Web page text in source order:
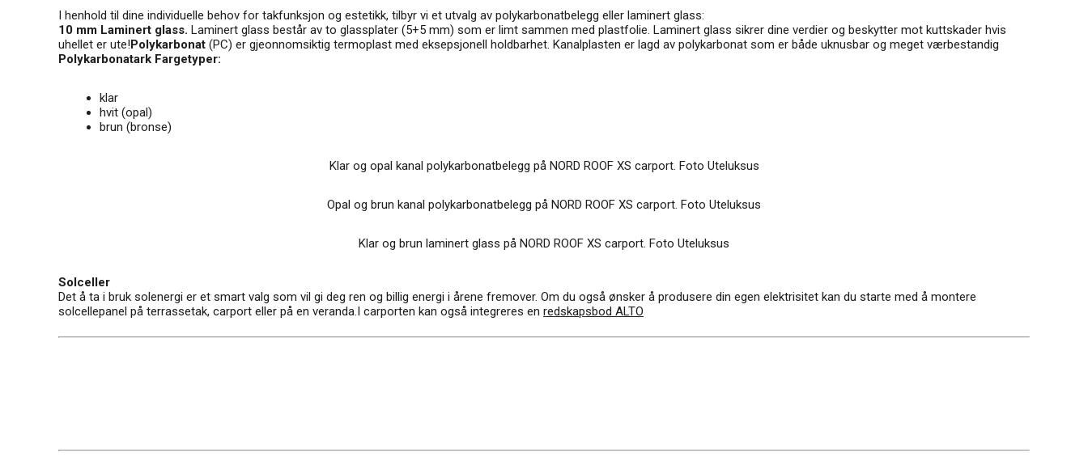
I henhold til dine individuelle behov for takfunksjon og estetikk, tilbyr vi et utvalg av polykarbonatbelegg eller laminert glass:
10 mm Laminert glass. Laminert glass består av to glassplater (5+5 mm) som er limt sammen med plastfolie. Laminert glass sikrer dine verdier og beskytter mot kuttskader hvis
uhellet er ute!Polykarbonat (PC) er gjeonnomsiktig termoplast med eksepsjonell holdbarhet. Kanalplasten er lagd av polykarbonat som er både uknusbar og meget værbestandig
Polykarbonatark Fargetyper:
klar
hvit (opal)
brun (bronse)
Klar og opal kanal polykarbonatbelegg på NORD ROOF XS carport. Foto Uteluksus
Opal og brun kanal polykarbonatbelegg på NORD ROOF XS carport. Foto Uteluksus
Klar og brun laminert glass på NORD ROOF XS carport. Foto Uteluksus
Solceller
Det å ta i bruk solenergi er et smart valg som vil gi deg ren og billig energi i årene fremover. Om du også ønsker å produsere din egen elektrisitet kan du starte med å montere
solcellepanel på terrassetak, carport eller på en veranda.I carporten kan også integreres en redskapsbod ALTO